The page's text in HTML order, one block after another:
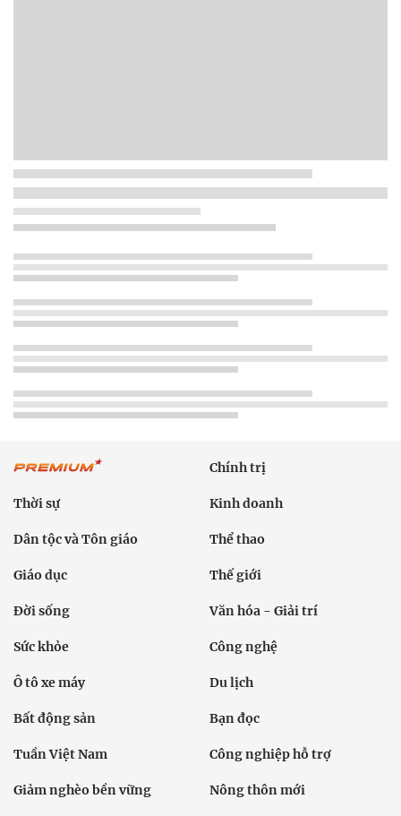
Chính trị
Thời sự Kinh doanh
Dân tộc và Tôn giáo Thể thao
Giáo dục Thế giới
Đời sống Văn hóa - Giải trí
Sức khỏe Công nghệ
Ô tô xe máy Du lịch
Bất động sản Bạn đọc
Tuần Việt Nam Công nghiệp hỗ trợ
Giảm nghèo bền vững Nông thôn mới